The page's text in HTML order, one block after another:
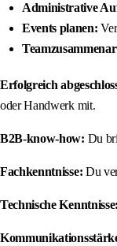
Administrative
Events planen:
Erfolgreich
oder Handwerk mit.
B2B-know-how: Du
Fachkenntnisse: Du
Technische Kenntnisse: